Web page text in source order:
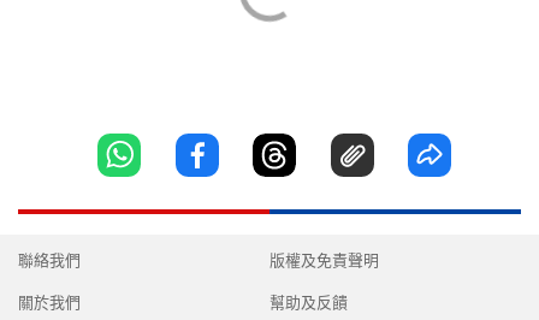
聯絡我們
關於我們
版權及免責聲明
幫助及反饋